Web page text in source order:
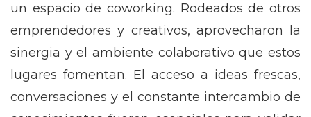
un espacio de coworking. Rodeados de otros
emprendedores y creativos, aprovecharon la
sinergia y el ambiente colaborativo que estos
lugares fomentan. El acceso a ideas frescas,
conversaciones y el constante intercambio de